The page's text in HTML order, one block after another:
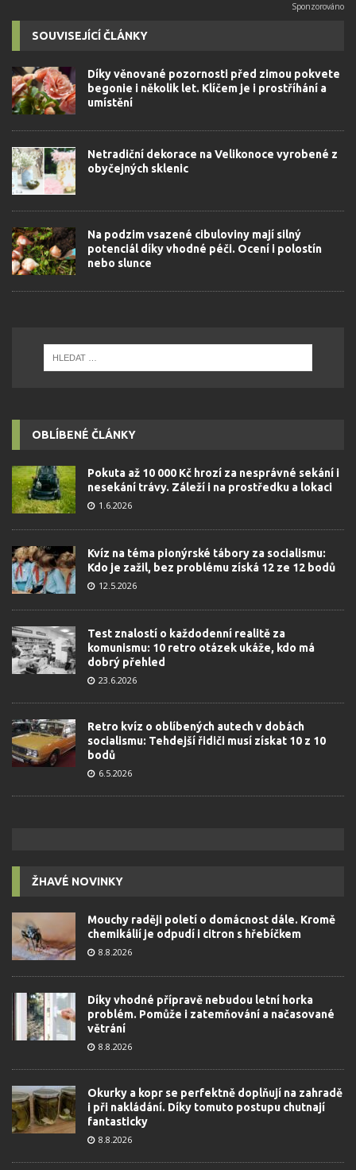
SOUVISEJÍCÍ ČLÁNKY
Díky věnované pozornosti před zimou pokvete
begonie i několik let. Klíčem je i prostříhání a
umístění
Netradiční dekorace na Velikonoce vyrobené z
obyčejných sklenic
Na podzim vsazené cibuloviny mají silný
potenciál díky vhodné péči. Ocení i polostín
nebo slunce
OBLÍBENÉ ČLÁNKY
Pokuta až 10 000 Kč hrozí za nesprávné sekání i
nesekání trávy. Záleží i na prostředku a lokaci
1.6.2026
Kvíz na téma pionýrské tábory za socialismu:
Kdo je zažil, bez problému získá 12 ze 12 bodů
12.5.2026
Test znalostí o každodenní realitě za
komunismu: 10 retro otázek ukáže, kdo má
dobrý přehled
23.6.2026
Retro kvíz o oblíbených autech v dobách
socialismu: Tehdejší řidiči musí získat 10 z 10
bodů
6.5.2026
ŽHAVÉ NOVINKY
Mouchy raději poletí o domácnost dále. Kromě
chemikálií je odpudí i citron s hřebíčkem
8.8.2026
Díky vhodné přípravě nebudou letní horka
problém. Pomůže i zatemňování a načasované
větrání
8.8.2026
Okurky a kopr se perfektně doplňují na zahradě
i při nakládání. Díky tomuto postupu chutnají
fantasticky
8.8.2026